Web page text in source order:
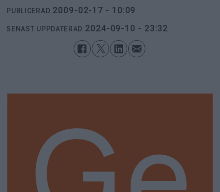
PUBLICERAD 2009-02-17 - 10:09
SENAST UPPDATERAD 2024-09-10 - 23:32